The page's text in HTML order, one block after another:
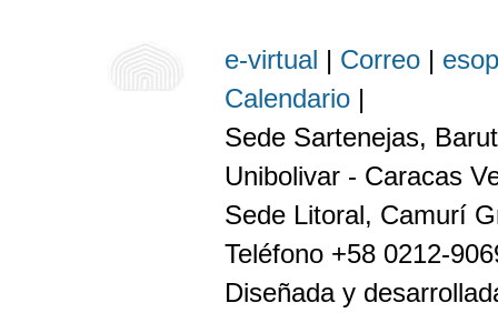
e-virtual Correo|
Calendario|
Sede Sartenejas,
Unibolivar - Caracas
Sede Litoral, Camurí
Teléfono +58 0212-
Diseñada y